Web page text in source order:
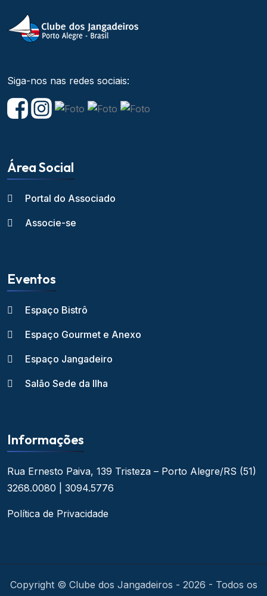
Siga-nos nas redes sociais:
Área Social
Portal do Associado
Associe-se
Eventos
Espaço Bistrô
Espaço Gourmet e Anexo
Espaço Jangadeiro
Salão Sede da Ilha
Informações
Rua Ernesto Paiva, 139 Tristeza – Porto Alegre/RS (51)
3268.0080 | 3094.5776
Política de Privacidade
Copyright © Clube dos Jangadeiros - 2026 - Todos os